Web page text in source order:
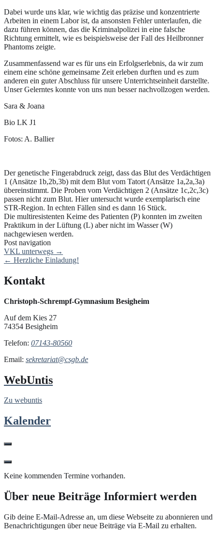
Dabei wurde uns klar, wie wichtig das präzise und konzentrierte
Arbeiten in einem Labor ist, da ansonsten Fehler unterlaufen, die
dazu führen können, das die Kriminalpolizei in eine falsche
Richtung ermittelt, wie es beispielsweise der Fall des Heilbronner
Phantoms zeigte.
Zusammenfassend war es für uns ein Erfolgserlebnis, da wir zum
einem eine schöne gemeinsame Zeit erleben durften und es zum
anderen ein guter Abschluss für unsere Unterrichtseinheit darstellte.
Unser Gelerntes konnte von uns nun besser nachvollzogen werden.
Sara & Joana
Bio LK J1
Fotos: A. Ballier
Der genetische Fingerabdruck zeigt, dass das Blut des Verdächtigen
1 (Ansätze 1b,2b,3b) mit dem Blut vom Tatort (Ansätze 1a,2a,3a)
übereinstimmt. Die Proben vom Verdächtigen 2 (Ansätze 1c,2c,3c)
passen nicht zum Blut. Hier untersucht wurde exemplarisch eine
STR-Region. In echten Fällen sind es dann 16 Stück.
Die multiresistenten Keime des Patienten (P) konnten im zweiten
Praktikum in der Lüftung (L) aber nicht im Wasser (W)
nachgewiesen werden.
Post navigation
VKL unterwegs →
← Herzliche Einladung!
Kontakt
Christoph-Schrempf-Gymnasium Besigheim
Auf dem Kies 27
74354 Besigheim
Telefon: 07143-80560
Email: sekretariat@csgb.de
WebUntis
Zu webuntis
Kalender
Keine kommenden Termine vorhanden.
Über neue Beiträge Informiert werden
Gib deine E-Mail-Adresse an, um diese Webseite zu abonnieren und
Benachrichtigungen über neue Beiträge via E-Mail zu erhalten.